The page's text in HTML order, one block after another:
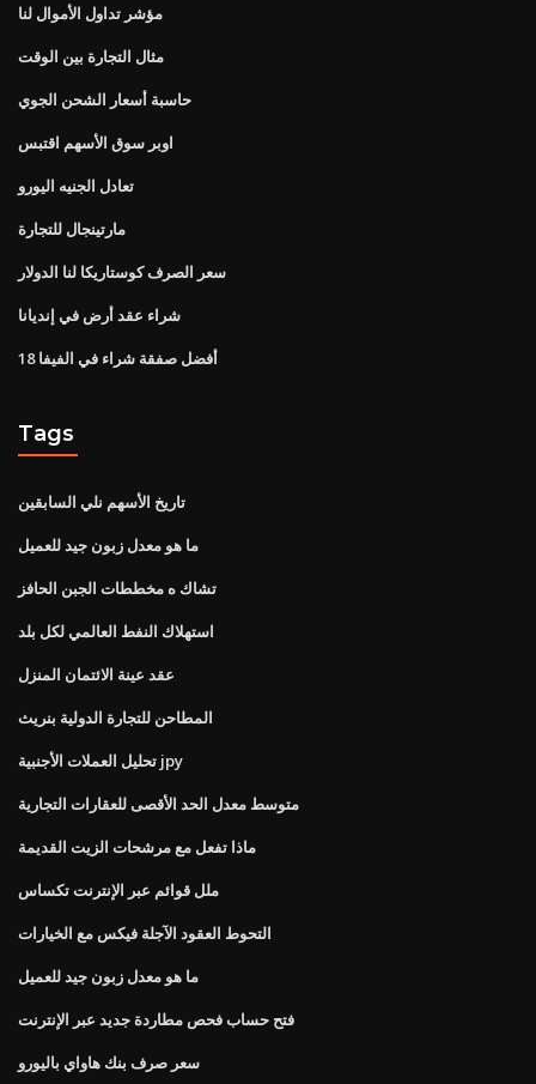
مؤشر تداول الأموال لنا
مثال التجارة بين الوقت
حاسبة أسعار الشحن الجوي
اوبر سوق الأسهم اقتبس
تعادل الجنيه اليورو
مارتينجال للتجارة
سعر الصرف كوستاريكا لنا الدولار
شراء عقد أرض في إنديانا
أفضل صفقة شراء في الفيفا 18
Tags
تاريخ الأسهم نلي السابقين
ما هو معدل زبون جيد للعميل
تشاك ه مخططات الجبن الحافز
استهلاك النفط العالمي لكل بلد
عقد عينة الائتمان المنزل
المطاحن للتجارة الدولية بنريث
تحليل العملات الأجنبية jpy
متوسط ​​معدل الحد الأقصى للعقارات التجارية
ماذا تفعل مع مرشحات الزيت القديمة
ملل قوائم عبر الإنترنت تكساس
التحوط العقود الآجلة فيكس مع الخيارات
ما هو معدل زبون جيد للعميل
فتح حساب فحص مطاردة جديد عبر الإنترنت
سعر صرف بنك هاواي باليورو